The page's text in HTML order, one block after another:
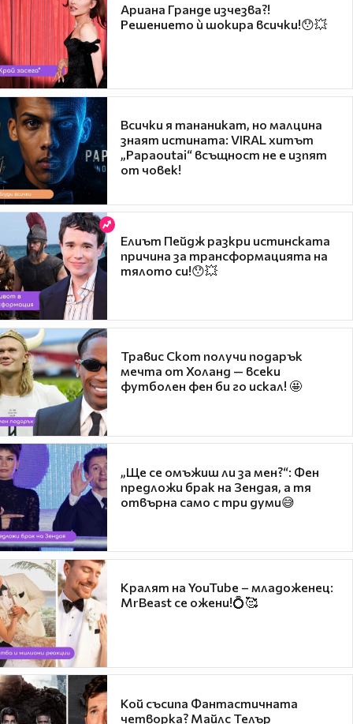
Ариана Гранде изчезва?!
Решението ѝ шокира всички!😯💥
Всички я тананикат, но малцина
знаят истината: VIRAL хитът
„Papaoutai“ всъщност не е изпят
от човек!
Елиът Пейдж разкри истинската
причина за трансформацията на
тялото си!😯💥
Травис Скот получи подарък
мечта от Холанд — всеки
футболен фен би го искал! 🤩
„Ще се омъжиш ли за мен?“: Фен
предложи брак на Зендая, а тя
отвърна само с три думи😅
Кралят на YouTube – младоженец:
MrBeast се ожени!💍🥰
Кой съсипа Фантастичната
четворка? Майлс Телър